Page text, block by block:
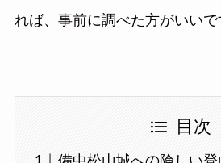
れば、事前に調べた方がいいで
目次